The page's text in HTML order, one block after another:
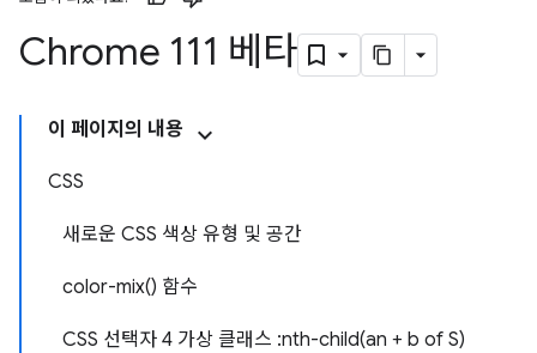
Chrome 111 베타
이 페이지의 내용
CSS
새로운 CSS 색상 유형 및 공간
color-mix() 함수
CSS 선택자 4 가상 클래스 :nth-child(an + b of S)